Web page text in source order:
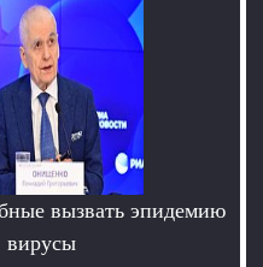
вызвать эпидемию
вирусы